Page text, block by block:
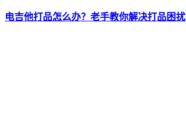
电吉他打品怎么办？老手教你解决打品困扰